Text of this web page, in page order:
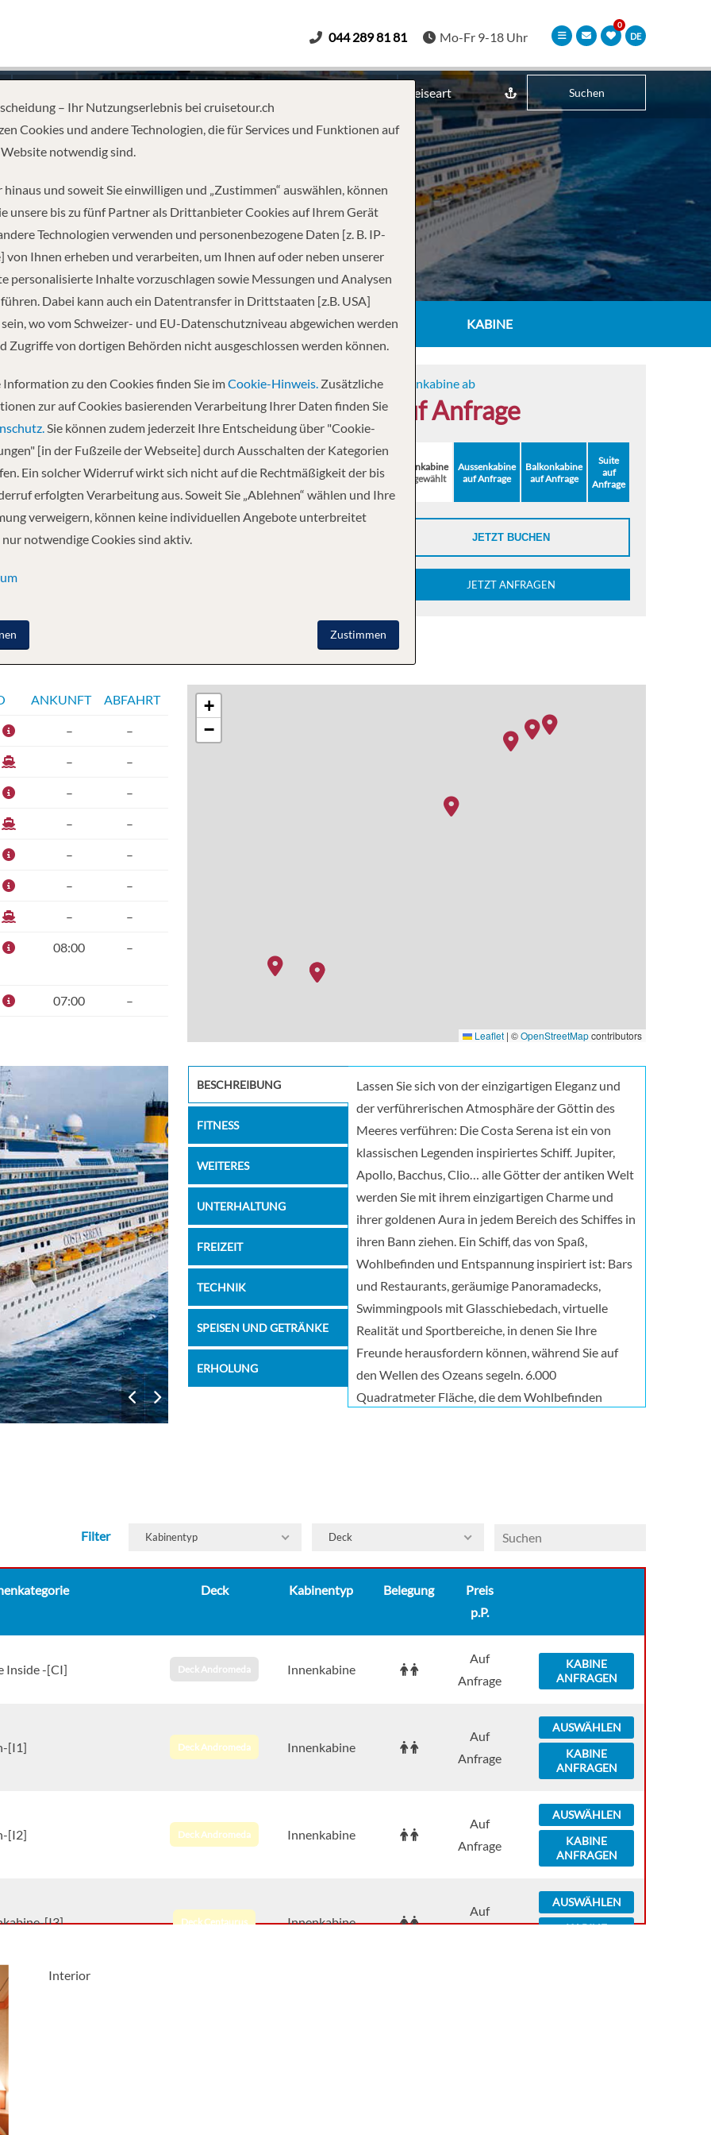
DE
044 289 81 81 Mo-Fr 9-18 Uhr
Reiseart Suchen
REISEINFORMATIONEN KABINE
24.03.2027
Janeiro, Brasilien - Ilhabela, Brasilien - Buenos Aires,
Innenkabine ab
auf Anfrage
Innenkabine
ausgewählt
Aussenkabine
auf Anfrage
Balkonkabine
auf Anfrage
Suite
auf
Anfrage
JETZT BUCHEN
JETZT ANFRAGEN
ANKUNFT ABFAHRT
– –
– –
– –
– –
– –
– –
– –
08:00 –
07:00 –
+
−
Leaflet | ©OpenStreetMapcontributors
BESCHREIBUNG
FITNESS
WEITERES
UNTERHALTUNG
FREIZEIT
TECHNIK
SPEISEN UND GETRÄNKE
ERHOLUNG
Lassen Sie sich von der einzigartigen Eleganz und
der verführerischen Atmosphäre der Göttin des
Meeres verführen: Die Costa Serena ist ein von
klassischen Legenden inspiriertes Schiff. Jupiter,
Apollo, Bacchus, Clio… alle Götter der antiken Welt
werden Sie mit ihrem einzigartigen Charme und
ihrer goldenen Aura in jedem Bereich des Schiffes in
ihren Bann ziehen. Ein Schiff, das von Spaß,
Wohlbefinden und Entspannung inspiriert ist: Bars
und Restaurants, geräumige Panoramadecks,
Swimmingpools mit Glasschiebedach, virtuelle
Realität und Sportbereiche, in denen Sie Ihre
Freunde herausfordern können, während Sie auf
den Wellen des Ozeans segeln. 6.000
Quadratmeter Fläche, die dem Wohlbefinden
Filter Kabinentyp Deck
Deck Kabinentyp Belegung
Preis
p.P.
Inside -[CI] Deck Andromeda Innenkabine
Auf
Anfrage
KABINE
ANFRAGEN
[I1] Deck Andromeda Innenkabine
Auf
Anfrage
AUSWÄHLEN
KABINE
ANFRAGEN
[I2] Deck Andromeda Innenkabine
Auf
Anfrage
AUSWÄHLEN
KABINE
ANFRAGEN
[I3] Deck Centaurus Innenkabine
Auf
AUSWÄHLEN
KABINE
[I4]
Innenkabine-[IC]
Interior
– Ihr Nutzungserlebnis bei cruisetour.ch
Cookies und andere Technologien, die für Services und Funktionen auf
notwendig sind.
und soweit Sie einwilligen und „Zustimmen“ auswählen, können
unsere bis zu fünf Partner als Drittanbieter Cookies auf Ihrem Gerät
Technologien verwenden und personenbezogene Daten [z. B. IP-
von Ihnen erheben und verarbeiten, um Ihnen auf oder neben unserer
personalisierte Inhalte vorzuschlagen sowie Messungen und Analysen
Dabei kann auch ein Datentransfer in Drittstaaten [z.B. USA]
wo vom Schweizer- und EU-Datenschutzniveau abgewichen werden
Zugriffe von dortigen Behörden nicht ausgeschlossen werden können.
zu den Cookies finden Sie imCookie-Hinweis. Zusätzliche
zur auf Cookies basierenden Verarbeitung Ihrer Daten finden Sie
Sie können zudem jederzeit Ihre Entscheidung über "Cookie-
[in der Fußzeile der Webseite] durch Ausschalten der Kategorien
Ein solcher Widerruf wirkt sich nicht auf die Rechtmäßigkeit der bis
erfolgten Verarbeitung aus. Soweit Sie „Ablehnen“ wählen und Ihre
verweigern, können keine individuellen Angebote unterbreitet
notwendige Cookies sind aktiv.
Zustimmen